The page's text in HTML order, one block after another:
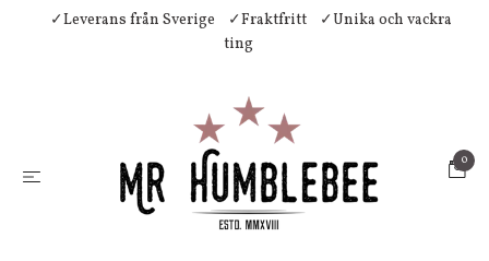
✓Leverans från Sverige ✓Fraktfritt
✓Unika och vackra
ting
0